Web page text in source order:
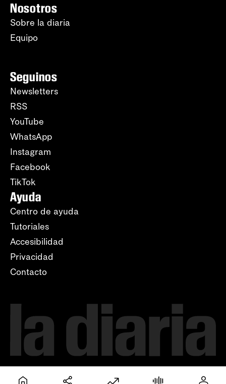
Nosotros
Sobre la diaria
Equipo
Seguinos
Newsletters
RSS
YouTube
WhatsApp
Instagram
Facebook
TikTok
Ayuda
Centro de ayuda
Tutoriales
Accesibilidad
Privacidad
Contacto